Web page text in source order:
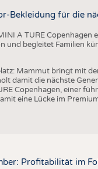
SMART
Bekleidung für die
A TURE Copenhagen
und begleitet Familien
Mammut bringt mit
damit die nächste
Copenhagen, einer
eine Lücke im
Profitabilität im